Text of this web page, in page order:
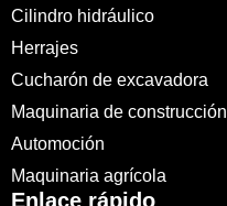
Cilindro hidráulico
Herrajes
Cucharón de excavadora
Maquinaria de construcción
Automoción
Maquinaria agrícola
Enlace rápido